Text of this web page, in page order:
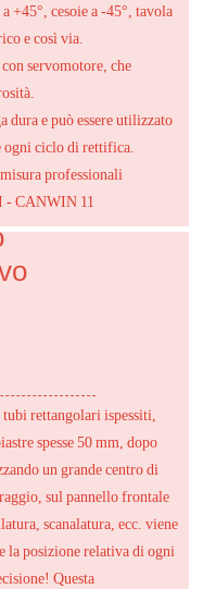
+45°, cesoie a -45°, tavola
e così via.
servomotore, che
dura e può essere utilizzato
ogni ciclo di rettifica.
rettangolari ispessiti,
spesse 50 mm, dopo
un grande centro di
sul pannello frontale
scanalatura, ecc. viene
la posizione relativa di ogni
Questa